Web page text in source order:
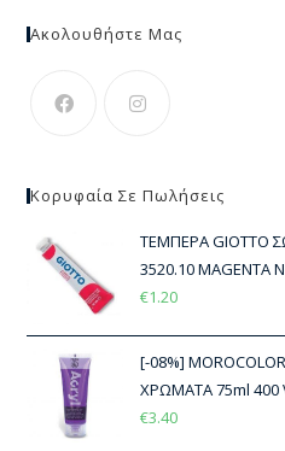
Ακολουθήστε Μας
Κορυφαία Σε Πωλήσεις
ΤΕΜΠΕΡΑ GIOTTO
3520.10 MAGENTA
€1.20
[-08%]
ΧΡΩΜΑΤΑ 75ml 400
€3.40